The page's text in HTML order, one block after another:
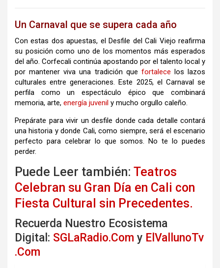
Un Carnaval que se supera cada año
Con estas dos apuestas, el Desfile del Cali Viejo reafirma
su posición como uno de los momentos más esperados
del año. Corfecali continúa apostando por el talento local y
por mantener viva una tradición que fortalece los lazos
culturales entre generaciones. Este 2025, el Carnaval se
perfila como un espectáculo épico que combinará
memoria, arte, energía juvenil y mucho orgullo caleño.
Prepárate para vivir un desfile donde cada detalle contará
una historia y donde Cali, como siempre, será el escenario
perfecto para celebrar lo que somos. No te lo puedes
perder.
Puede Leer también: Teatros
Celebran su Gran Día en Cali con
Fiesta Cultural sin Precedentes.
Recuerda Nuestro Ecosistema
Digital: SGLaRadio.Com y ElVallunoTv
.Com